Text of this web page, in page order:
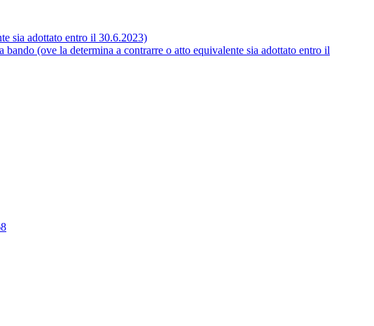
sia adottato entro il 30.6.2023)
(ove la determina a contrarre o atto equivalente sia adottato entro il